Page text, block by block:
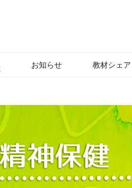
お知らせ 教材シェア